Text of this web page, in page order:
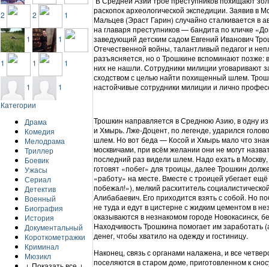
2 2 1
1 1
1 1 1
1
1
Категории
Драма
Комедия
Мелодрама
Триллер
Боевик
Ужасы
Сериал
Детектив
Военный
Биография
История
Документальный
Короткометражки
Криминал
Мюзикл
раскопок археологической экспедиции. Заявив в
Мальцев (Эраст Гарин) случайно сталкивается в
на главаря преступников — бандита по кличке
заведующий детским садом Евгений Иванович
Отечественной войны, талантливый педагог и
разъясняется, но о Трошкине вспоминают позже:
них не нашли. Сотрудники милиции уговаривают
сходством с целью найти похищенный шлем.
настойчивые сотрудники милиции и лично
Трошкин направляется в Среднюю Азию, в одну
и Хмырь. Лже-Доцент, по легенде, ударился
шлем. Но вот беда — Косой и Хмырь мало что
москвичами, при всём желании они не могут
последний раз видели шлем. Надо ехать в
готовят «побег» для троицы, далее Трошкин
«работу» на месте. Вместе с троицей убегает
побежал!»), мелкий расхититель
Алибабаевич. Его приходится взять с собой. Но
не туда и едут в цистерне с жидким цементом в
оказываются в незнакомом городе Новокасинск,
Находчивость Трошкина помогает им заработать
денег, чтобы хватило на одежду и гостиницу.
Наконец, связь с органами налажена, и все
поселяются в старом доме, приготовленном к